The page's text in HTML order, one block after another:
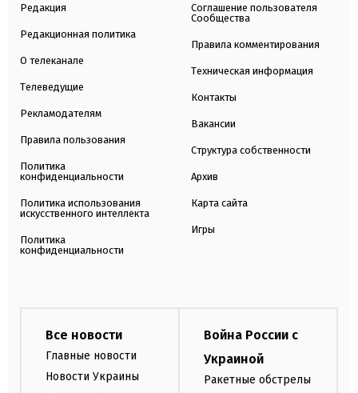
Редакция
Редакционная политика
О телеканале
Телеведущие
Рекламодателям
Правила пользования
Политика
конфиденциальности
Политика использования
искусственного интеллекта
Политика
конфиденциальности
Соглашение пользователя
Сообщества
Правила комментирования
Техническая информация
Контакты
Вакансии
Структура собственности
Архив
Карта сайта
Игры
Все новости
Главные новости
Новости Украины
Война России с
Украиной
Ракетные обстрелы